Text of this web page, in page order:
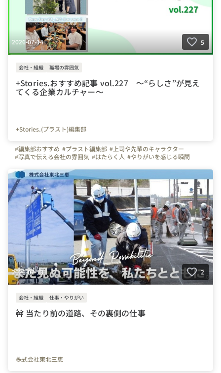
2026-07-14 5
会社・組織 職場の雰囲気
+Stories.おすすめ記事 vol.227 ～“らしさ”が見え
てくる企業カルチャー～
+Stories.(プラスト)編集部
#編集部おすすめ #プラスト編集部 #上司や先輩のキャラクター
#写真で伝える会社の雰囲気 #はたらく人 #やりがいを感じる瞬間
#マイナビ転職 #弊社のすごいところ #自慢の福利厚生
#+Stories.(プラスト)編集部 #東京都 #福岡県 #神奈川県 #千葉県
#埼玉県 #山梨県 #宮城県 #秋田県 #青森県
2026-07-13 2
会社・組織 仕事・やりがい
🚧 当たり前の道路、その裏側の仕事
株式会社東北三恵